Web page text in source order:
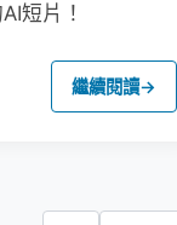
短片！
繼續閱讀→